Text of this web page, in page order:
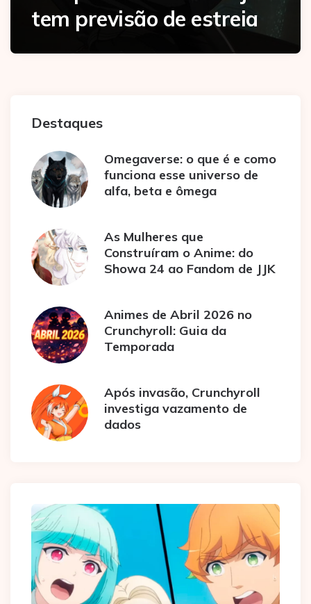
tem previsão de estreia
Destaques
Omegaverse: o que é e como
funciona esse universo de
alfa, beta e ômega
As Mulheres que
Construíram o Anime: do
Showa 24 ao Fandom de JJK
Animes de Abril 2026 no
Crunchyroll: Guia da
Temporada
Após invasão, Crunchyroll
investiga vazamento de
dados